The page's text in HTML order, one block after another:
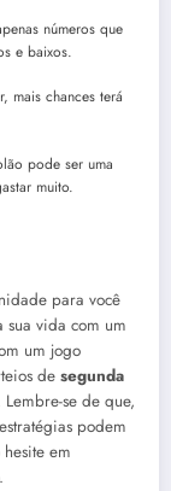
números que
e baixos.
mais chances terá
pode ser uma
muito.
para você
sua vida com um
um jogo
de segunda
Lembre-se de que,
podem
em